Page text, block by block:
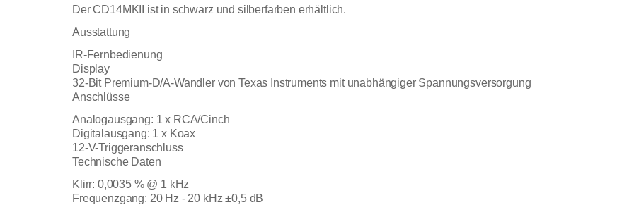
Der CD14MKII ist in schwarz und silberfarben erhältlich.
Ausstattung
IR-Fernbedienung
Display
32-Bit Premium-D/A-Wandler von Texas Instruments mit unabhängiger Spannungsversorgung
Anschlüsse
Analogausgang: 1 x RCA/Cinch
Digitalausgang: 1 x Koax
12-V-Triggeranschluss
Technische Daten
Klirr: 0,0035 % @ 1 kHz
Frequenzgang: 20 Hz - 20 kHz ±0,5 dB